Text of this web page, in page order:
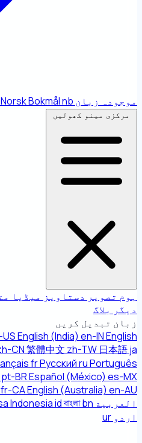
موجودہ زبان Norsk Bokmålnb
مرکزی مینو کھولیں
ہوم تصویر دستاویز میڈیا
دیگر بلاگ
زبان تبدیل کریں
English (India) en-INEnglish
CN繁體中文 zh-TW 日本語ja
frРусскийruPortuguês
pt-BREspañol (México) es-MX
fr-CAEnglish (Australia) en-AU
العربية
Indonesiaidবাংলাbn
اردو ur